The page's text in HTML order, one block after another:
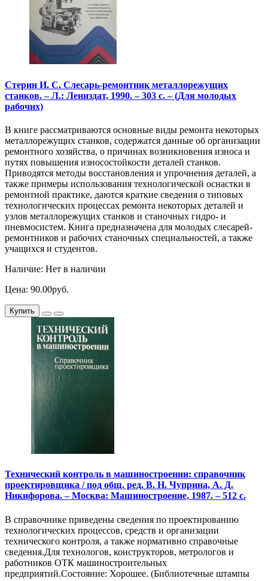
Стерин И. С. Слесарь-ремонтник металлорежущих
станков. – Л.: Лениздат, 1990. – 303 с. – (Для молодых
рабочих)
В книге рассматриваются основные виды ремонта некоторых
металлорежущих станков, содержатся данные об организации
ремонтного хозяйства, о причинах возникновения износа и
путях повышения износостойкости деталей станков.
Приводятся методы восстановления и упрочнения деталей, а
также примеры использования технологической оснастки в
ремонтной практике, даются краткие сведения о типовых
технологических процессах ремонта некоторых деталей и
узлов металлорежущих станков и станочных гидро- и
пневмосистем. Книга предназначена для молодых слесарей-
ремонтников и рабочих станочных специальностей, а также
учащихся и студентов.
Наличие: Нет в наличии
Цена: 90.00руб.
Купить
Технический контроль в машиностроении: справочник
проектировщика / под общ. ред. В. Н. Чуприна, А. Д.
Никифорова. – Москва: Машиностроение, 1987. – 512 с.
В справочнике приведены сведения по проектированию
технологических процессов, средств и организации
технического контроля, а также нормативно справочные
сведения.Для технологов, конструкторов, метрологов и
работников ОТК машиностроительных
предприятий.Состояние: Хорошее. (Библиотечные штампы